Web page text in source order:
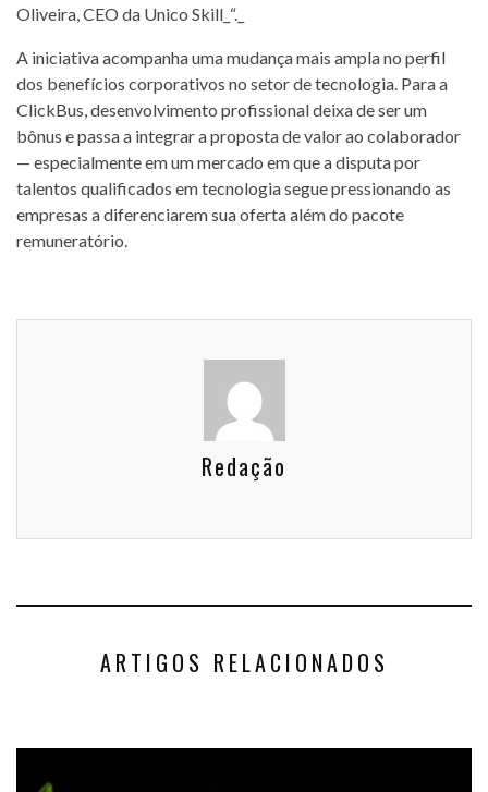
Oliveira, CEO da Unico Skill_“._
A iniciativa acompanha uma mudança mais ampla no perfil
dos benefícios corporativos no setor de tecnologia. Para a
ClickBus, desenvolvimento profissional deixa de ser um
bônus e passa a integrar a proposta de valor ao colaborador
— especialmente em um mercado em que a disputa por
talentos qualificados em tecnologia segue pressionando as
empresas a diferenciarem sua oferta além do pacote
remuneratório.
Redação
ARTIGOS RELACIONADOS